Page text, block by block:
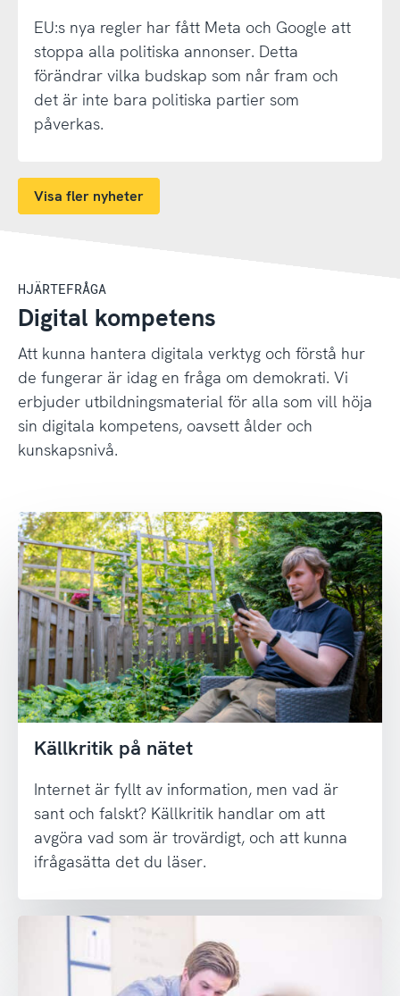
EU:s nya regler har fått Meta och Google att
stoppa alla politiska annonser. Detta
förändrar vilka budskap som når fram och
det är inte bara politiska partier som
påverkas.
Visa fler nyheter
HJÄRTEFRÅGA
Digital kompetens
Att kunna hantera digitala verktyg och förstå hur
de fungerar är idag en fråga om demokrati. Vi
erbjuder utbildningsmaterial för alla som vill höja
sin digitala kompetens, oavsett ålder och
kunskapsnivå.
Källkritik på nätet
Internet är fyllt av information, men vad är
sant och falskt? Källkritik handlar om att
avgöra vad som är trovärdigt, och att kunna
ifrågasätta det du läser.